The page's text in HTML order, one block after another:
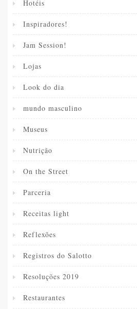
Hotéis
Inspiradores!
Jam Session!
Lojas
Look do dia
mundo masculino
Museus
Nutrição
On the Street
Parceria
Receitas light
Reflexões
Registros do Salotto
Resoluções 2019
Restaurantes